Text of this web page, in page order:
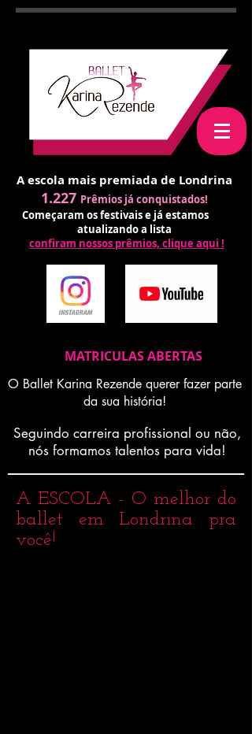
A escola mais premiada de Londrina
1.227 Prêmios já conquistados!
Começaram os festivais e já estamos
atualizando a lista
confiram nossos prêmios, clique aqui !
MATRICULAS ABERTAS
O Ballet Karina Rezende querer fazer parte
da sua história!
Seguindo carreira profissional ou não,
nós formamos talentos para vida!
A ESCOLA - O melhor do
ballet em Londrina pra
você!